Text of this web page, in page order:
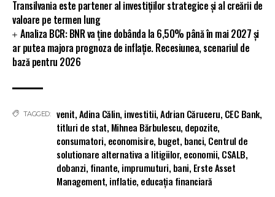
Transilvania este partener al investițiilor strategice și al creării de
valoare pe termen lung
Analiza BCR: BNR va ține dobânda la 6,50% până în mai 2027 și
ar putea majora prognoza de inflație. Recesiunea, scenariul de
bază pentru 2026
TAGGED: venit,Adina Călin, investitii,Adrian Căruceru, CEC Bank,
titluri de stat, Mihnea Bărbulescu, depozite,
consumatori, economisire, buget, banci, Centrul de
solutionare alternativa a litigiilor, economii, CSALB,
dobanzi, finante, imprumuturi, bani, Erste Asset
Management, inflatie, educația financiară